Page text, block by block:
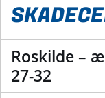
Roskilde –
27-32